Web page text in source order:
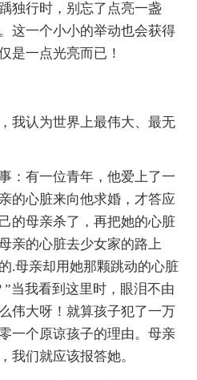
行时，别忘了点亮一盏
这一个小小的举动也会获得
是一点光亮而已！
认为世界上最伟大、最无
有一位青年，他爱上了一
的心脏来向他求婚，才答应
的母亲杀了，再把她的心脏
亲的心脏去少女家的路上
.母亲却用她那颗跳动的心脏
当我看到这里时，眼泪不由
伟大呀！就算孩子犯了一万
一个原谅孩子的理由。母亲
我们就应该报答她。